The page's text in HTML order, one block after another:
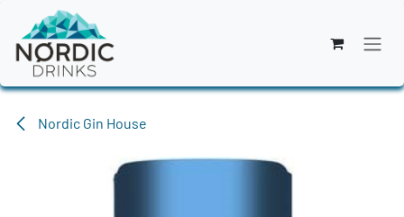
Zum Inhalt springen
Nordic Gin House